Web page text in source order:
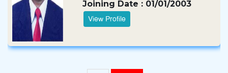
Joining Date : 01/01/2003
View Profile